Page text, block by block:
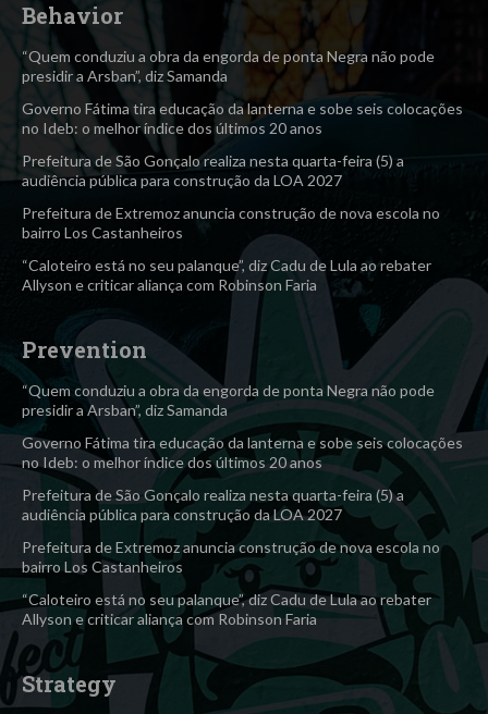
Behavior
“Quem conduziu a obra da engorda de ponta Negra não pode
presidir a Arsban”, diz Samanda
Governo Fátima tira educação da lanterna e sobe seis colocações
no Ideb: o melhor índice dos últimos 20 anos
Prefeitura de São Gonçalo realiza nesta quarta-feira (5) a
audiência pública para construção da LOA 2027
Prefeitura de Extremoz anuncia construção de nova escola no
bairro Los Castanheiros
“Caloteiro está no seu palanque”, diz Cadu de Lula ao rebater
Allyson e criticar aliança com Robinson Faria
Prevention
“Quem conduziu a obra da engorda de ponta Negra não pode
presidir a Arsban”, diz Samanda
Governo Fátima tira educação da lanterna e sobe seis colocações
no Ideb: o melhor índice dos últimos 20 anos
Prefeitura de São Gonçalo realiza nesta quarta-feira (5) a
audiência pública para construção da LOA 2027
Prefeitura de Extremoz anuncia construção de nova escola no
bairro Los Castanheiros
“Caloteiro está no seu palanque”, diz Cadu de Lula ao rebater
Allyson e criticar aliança com Robinson Faria
Strategy